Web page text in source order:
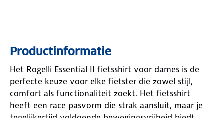
Productinformatie
Het Rogelli Essential II fietsshirt voor dames is de
perfecte keuze voor elke fietster die zowel stijl,
comfort als functionaliteit zoekt. Het fietsshirt
heeft een race pasvorm die strak aansluit, maar je